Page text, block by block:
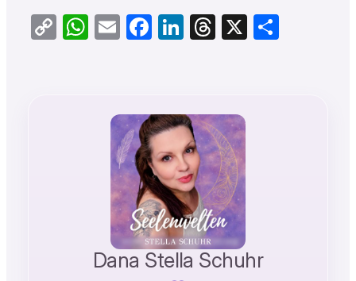
CopyWhatsApp
EmailFacebook
LinkedIn
Threads
X Teilen
Dana Stella Schuhr